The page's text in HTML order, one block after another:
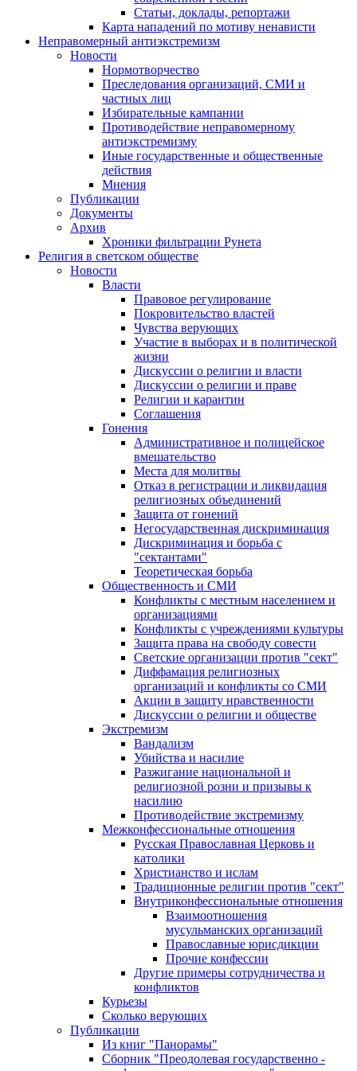
Статьи, доклады, репортажи
Карта нападений по мотиву ненависти
Неправомерный антиэкстремизм
Новости
Нормотворчество
Преследования организаций, СМИ и
частных лиц
Избирательные кампании
Противодействие неправомерному
антиэкстремизму
Иные государственные и общественные
действия
Мнения
Публикации
Документы
Архив
Хроники фильтрации Рунета
Религия в светском обществе
Новости
Власти
Правовое регулирование
Покровительство властей
Чувства верующих
Участие в выборах и в политической
жизни
Дискуссии о религии и власти
Дискуссии о религии и праве
Религии и карантин
Соглашения
Гонения
Административное и полицейское
вмешательство
Места для молитвы
Отказ в регистрации и ликвидация
религиозных объединений
Защита от гонений
Негосударственная дискриминация
Дискриминация и борьба с
"сектантами"
Теоретическая борьба
Общественность и СМИ
Конфликты с местным населением и
организациями
Конфликты с учреждениями культуры
Защита права на свободу совести
Светские организации против "сект"
Диффамация религиозных
организаций и конфликты со СМИ
Акции в защиту нравственности
Дискуссии о религии и обществе
Экстремизм
Вандализм
Убийства и насилие
Разжигание национальной и
религиозной розни и призывы к
насилию
Противодействие экстремизму
Межконфессиональные отношения
Русская Православная Церковь и
католики
Христианство и ислам
Традиционные религии против "сект"
Внутриконфессиональные отношения
Взаимоотношения
мусульманских организаций
Православные юрисдикции
Прочие конфессии
Другие примеры сотрудничества и
конфликтов
Курьезы
Сколько верующих
Публикации
Из книг "Панорамы"
Сборник "Преодолевая государственно -